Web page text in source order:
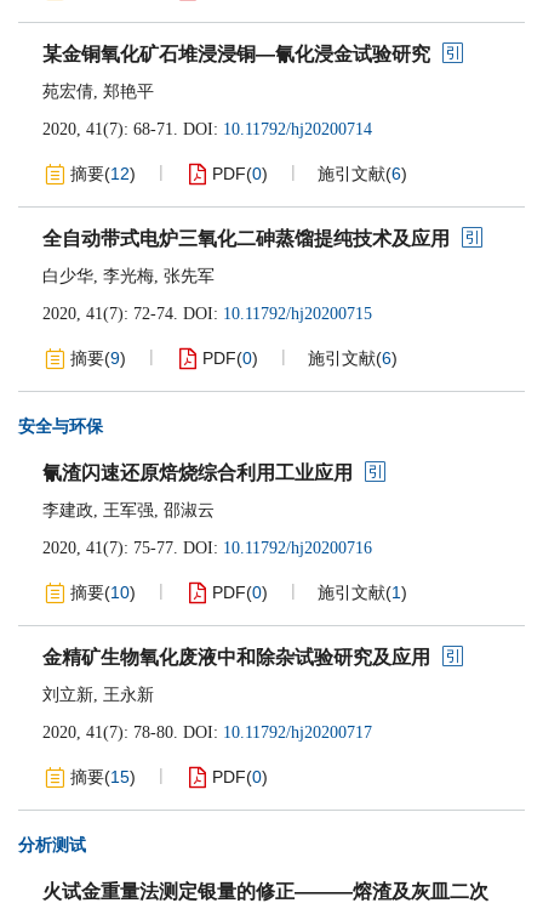
某金铜氧化矿石堆浸浸铜—氰化浸金试验研究
苑宏倩, 郑艳平
2020, 41(7): 68-71. DOI: 10.11792/hj20200714
摘要(12) PDF(0) 施引文献(6)
全自动带式电炉三氧化二砷蒸馏提纯技术及应用
白少华, 李光梅, 张先军
2020, 41(7): 72-74. DOI: 10.11792/hj20200715
摘要(9) PDF(0) 施引文献(6)
安全与环保
氰渣闪速还原焙烧综合利用工业应用
李建政, 王军强, 邵淑云
2020, 41(7): 75-77. DOI: 10.11792/hj20200716
摘要(10) PDF(0) 施引文献(1)
金精矿生物氧化废液中和除杂试验研究及应用
刘立新, 王永新
2020, 41(7): 78-80. DOI: 10.11792/hj20200717
摘要(15) PDF(0)
分析测试
火试金重量法测定银量的修正———熔渣及灰皿二次